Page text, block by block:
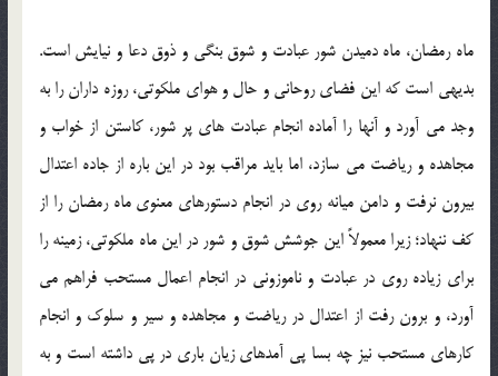
ماه رمضان، ماه دميدن شور عبادت و شوق بنگي و ذوق دعا و نيايش است.
بديهي است كه اين فضاي روحاني و حال و هواي ملكوتي، روزه داران را به
وجد مي آورد و آنها را آماده انجام عبادت هاي پر شور، كاستن از خواب و
مجاهده و رياضت مي سازد، اما بايد مراقب بود در اين باره از جاده اعتدال
بيرون نرفت و دامن ميانه روي در انجام دستورهاي معنوي ماه رمضان را از
كف ننهاد؛ زيرا معمولاً اين جوشش شوق و شور در اين ماه ملكوتي، زمينه را
براي زياده روي در عبادت و ناموزوني در انجام اعمال مستحب فراهم مي
آورد، و برون رفت از اعتدال در رياضت و مجاهده و سير و سلوك و انجام
كارهاي مستحب نيز چه بسا پي آمدهاي زيان باري در پي داشته است و به